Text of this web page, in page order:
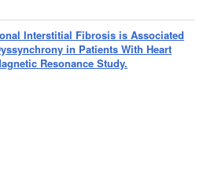
Interstitial Fibrosis is Associated
in Patients With Heart
Resonance Study.